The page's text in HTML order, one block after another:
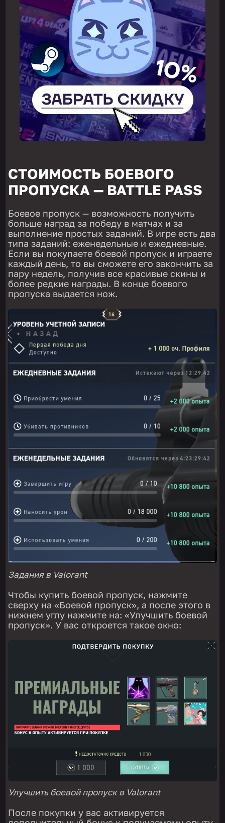
СТОИМОСТЬ БОЕВОГО
ПРОПУСКА — BATTLE PASS
Боевое пропуск — возможность получить
больше наград за победу в матчах и за
выполнение простых заданий. В игре есть два
типа заданий: еженедельные и ежедневные.
Если вы покупаете боевой пропуск и играете
каждый день, то вы сможете его закончить за
пару недель, получив все красивые скины и
более редкие награды. В конце боевого
пропуска выдается нож.
Задания в Valorant
Чтобы купить боевой пропуск, нажмите
сверху на «Боевой пропуск», а после этого в
нижнем углу нажмите на: «Улучшить боевой
пропуск». У вас откроется такое окно:
Улучшить боевой пропуск в Valorant
После покупки у вас активируется